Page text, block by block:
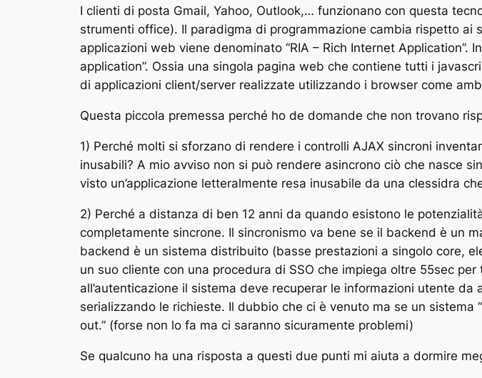
I clienti di posta Gmail, Yahoo, Outlook,… funzionano con questa
strumenti office). Il paradigma di programmazione cambia rispetto ai
applicazioni web viene denominato “RIA – Rich Internet Application”.
application”. Ossia una singola pagina web che contiene tutti i
di applicazioni client/server realizzate utilizzando i browser come
Questa piccola premessa perché ho de domande che non trovano
1) Perché molti si sforzano di rendere i controlli AJAX sincroni
inusabili? A mio avviso non si può rendere asincrono ciò che nasce
visto un’applicazione letteralmente resa inusabile da una clessidra
2) Perché a distanza di ben 12 anni da quando esistono le
completamente sincrone. Il sincronismo va bene se il backend è un
backend è un sistema distribuito (basse prestazioni a singolo core,
un suo cliente con una procedura di SSO che impiega oltre 55sec
all’autenticazione il sistema deve recuperar le informazioni utente
serializzando le richieste. Il dubbio che ci è venuto ma se un sistema
out.” (forse non lo fa ma ci saranno sicuramente problemi)
Se qualcuno ha una risposta a questi due punti mi aiuta a dormire